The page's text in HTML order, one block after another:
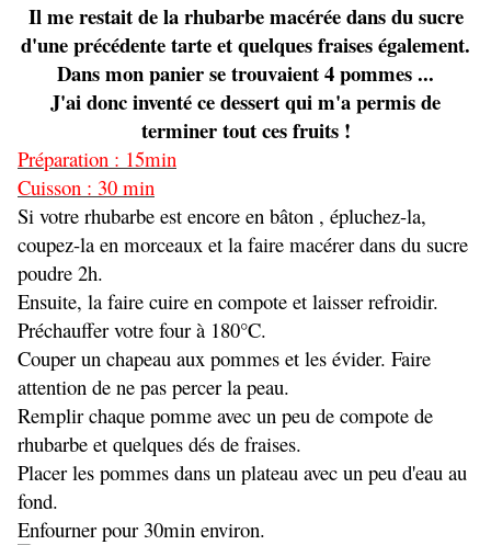
Il me restait de la rhubarbe macérée dans du sucre
d'une précédente tarte et quelques fraises également.
Dans mon panier se trouvaient 4 pommes ...
J'ai donc inventé ce dessert qui m'a permis de
terminer tout ces fruits !
Préparation : 15min
Cuisson : 30 min
Si votre rhubarbe est encore en bâton , épluchez-la,
coupez-la en morceaux et la faire macérer dans du sucre
poudre 2h.
Ensuite, la faire cuire en compote et laisser refroidir.
Préchauffer votre four à 180°C.
Couper un chapeau aux pommes et les évider. Faire
attention de ne pas percer la peau.
Remplir chaque pomme avec un peu de compote de
rhubarbe et quelques dés de fraises.
Placer les pommes dans un plateau avec un peu d'eau au
fond.
Enfourner pour 30min environ.